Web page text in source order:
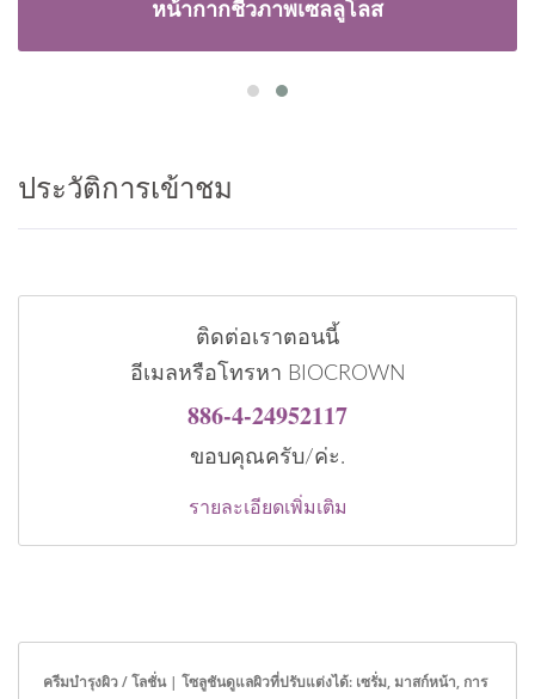
หน้ากากชีวภาพเซลลูโลส
ประวัติการเข้าชม
ติดต่อเราตอนนี้
อีเมลหรือโทรหา BIOCROWN
886-4-24952117
ขอบคุณครับ/ค่ะ.
รายละเอียดเพิ่มเติม
ครีมบำรุงผิว / โลชั่น | โซลูชันดูแลผิวที่ปรับแต่งได้: เซรั่ม, มาสก์หน้า, การ